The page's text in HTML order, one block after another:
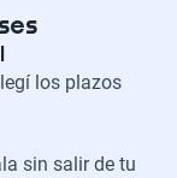
los plazos
sin salir de tu